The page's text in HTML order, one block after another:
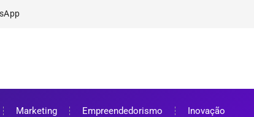
para bolsa de estudos
e como aproveitar
se preparar
Marketing Empreendedorismo Inovação